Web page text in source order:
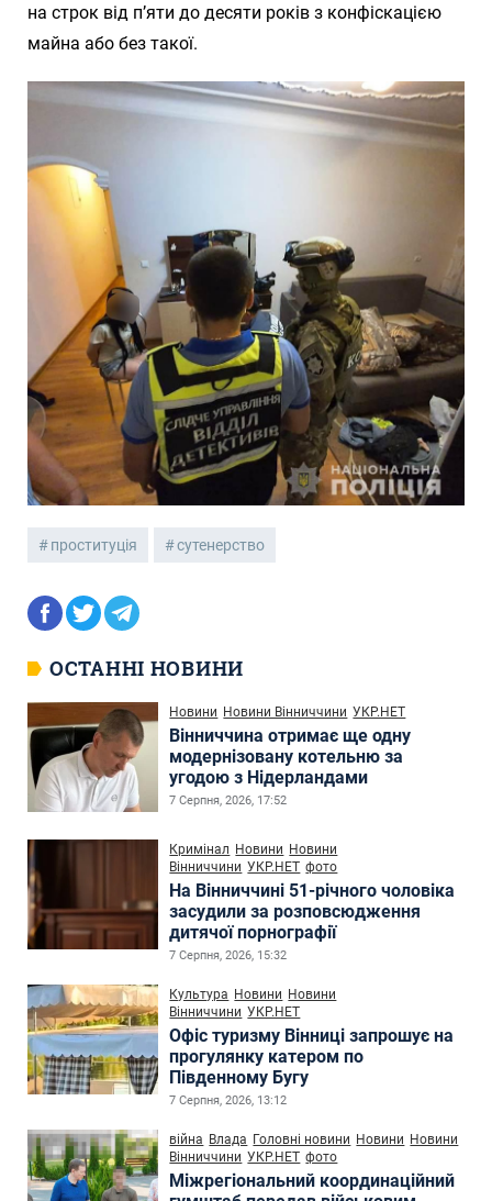
на строк від п’яти до десяти років з конфіскацією
майна або без такої.
проституція сутенерство
ОСТАННІ НОВИНИ
Новини Новини Вінниччини УКР.НЕТ
Вінниччина отримає ще одну
модернізовану котельню за
угодою з Нідерландами
7 Серпня, 2026, 17:52
Кримінал Новини Новини
Вінниччини УКР.НЕТ фото
На Вінниччині 51-річного чоловіка
засудили за розповсюдження
дитячої порнографії
7 Серпня, 2026, 15:32
Культура Новини Новини
Вінниччини УКР.НЕТ
Офіс туризму Вінниці запрошує на
прогулянку катером по
Південному Бугу
7 Серпня, 2026, 13:12
війна Влада Головні новини Новини Новини
Вінниччини УКР.НЕТ фото
Міжрегіональний координаційний